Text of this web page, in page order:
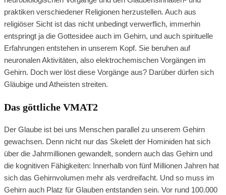
praktiken verschiedener Religionen herzustellen. Auch aus
religiöser Sicht ist das nicht unbedingt verwerflich, immerhin
entspringt ja die Gottesidee auch im Gehirn, und auch spirituelle
Erfahrungen entstehen in unserem Kopf. Sie beruhen auf
neuronalen Aktivitäten, also elektrochemischen Vorgängen im
Gehirn. Doch wer löst diese Vorgänge aus? Darüber dürfen sich
Gläubige und Atheisten streiten.
Das göttliche VMAT2
Der Glaube ist bei uns Menschen parallel zu unserem Gehirn
gewachsen. Denn nicht nur das Skelett der Hominiden hat sich
über die Jahrmillionen gewandelt, sondern auch das Gehirn und
die kognitiven Fähigkeiten: Innerhalb von fünf Millionen Jahren hat
sich das Gehirnvolumen mehr als verdreifacht. Und so muss im
Gehirn auch Platz für Glauben entstanden sein. Vor rund 100.000